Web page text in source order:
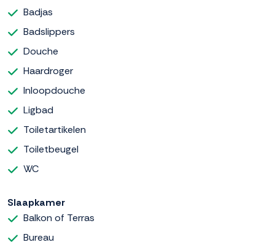
Badjas
Badslippers
Douche
Haardroger
Inloopdouche
Ligbad
Toiletartikelen
Toiletbeugel
WC
Slaapkamer
Balkon of Terras
Bureau